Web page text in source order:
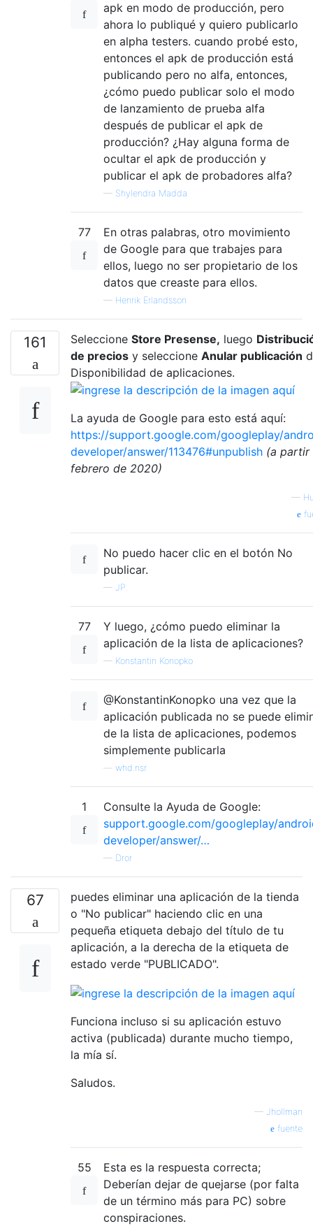
apk en modo de producción, pero
ahora lo publiqué y quiero publicarlo
en alpha testers. cuando probé esto,
entonces el apk de producción está
publicando pero no alfa, entonces,
¿cómo puedo publicar solo el modo
de lanzamiento de prueba alfa
después de publicar el apk de
producción? ¿Hay alguna forma de
ocultar el apk de producción y
publicar el apk de probadores alfa?
— Shylendra Madda
77
En otras palabras, otro movimiento
de Google para que trabajes para
ellos, luego no ser propietario de los
datos que creaste para ellos.
— Henrik Erlandsson
161 Seleccione Store Presense, luego
de precios y seleccione Anular publicación
Disponibilidad de aplicaciones.
La ayuda de Google para esto está aquí:
https://support.google.com/googleplay/
developer/answer/113476#unpublish (a partir
febrero de 2020)
—
No puedo hacer clic en el botón No
publicar.
— JP.
77
Y luego, ¿cómo puedo eliminar la
aplicación de la lista de aplicaciones?
— Konstantin Konopko
@KonstantinKonopko una vez que la
aplicación publicada no se puede
de la lista de aplicaciones, podemos
simplemente publicarla
whd.nsr
1
Consulte la Ayuda de Google:
support.google.com/googleplay/
developer/answer/…
— Dror
67
puedes eliminar una aplicación de la tienda
o "No publicar" haciendo clic en una
pequeña etiqueta debajo del título de tu
aplicación, a la derecha de la etiqueta de
estado verde "PUBLICADO".
Funciona incluso si su aplicación estuvo
activa (publicada) durante mucho tiempo,
la mía sí.
Saludos.
— Jhollman
fuente
55
Esta es la respuesta correcta;
Deberían dejar de quejarse (por falta
de un término más para PC) sobre
conspiraciones.